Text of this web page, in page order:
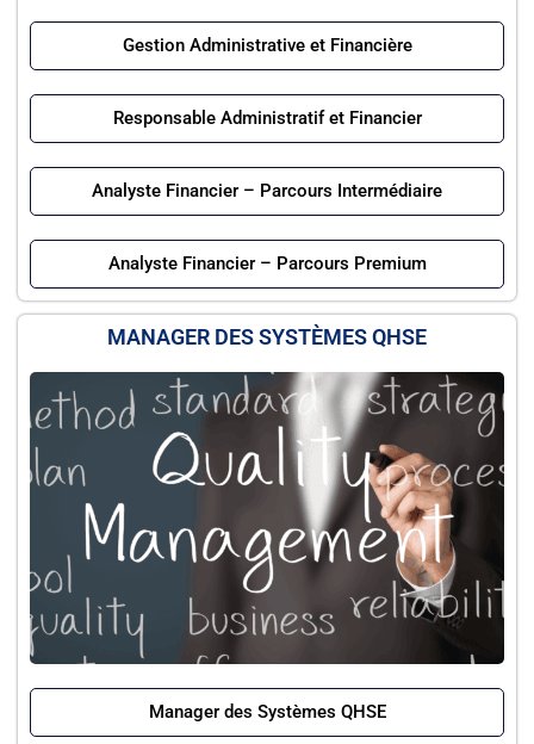
Gestion Administrative et Financière
Responsable Administratif et Financier
Analyste Financier – Parcours Intermédiaire
Analyste Financier – Parcours Premium
MANAGER DES SYSTÈMES QHSE
Manager des Systèmes QHSE